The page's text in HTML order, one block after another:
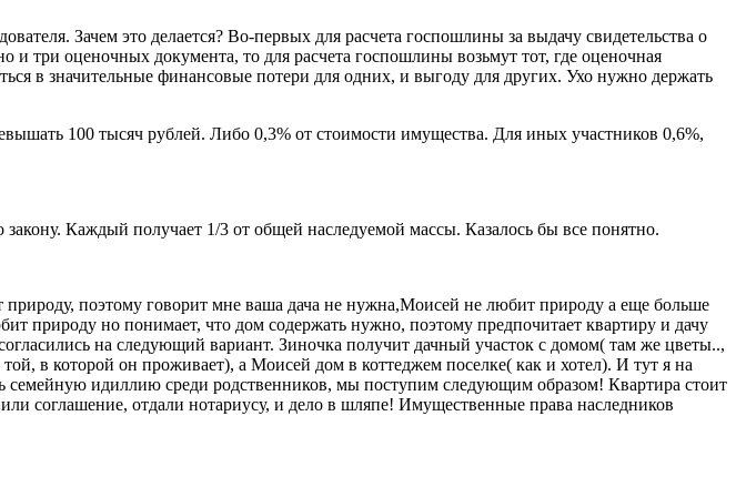
Зачем это делается? Во-первых для расчета госпошлины за выдачу свидетельства о
и три оценочных документа, то для расчета госпошлины возьмут тот, где оценочная
в значительные финансовые потери для одних, и выгоду для других. Ухо нужно держать
100 тысяч рублей. Либо 0,3% от стоимости имущества. Для иных участников 0,6%,
Каждый получает 1/3 от общей наследуемой массы. Казалось бы все понятно.
поэтому говорит мне ваша дача не нужна,Моисей не любит природу а еще больше
природу но понимает, что дом содержать нужно, поэтому предпочитает квартиру и дачу
на следующий вариант. Зиночка получит дачный участок с домом( там же цветы..,
в которой он проживает), а Моисей дом в коттеджем поселке( как и хотел). И тут я на
семейную идиллию среди родственников, мы поступим следующим образом! Квартира стоит
соглашение, отдали нотариусу, и дело в шляпе! Имущественные права наследников